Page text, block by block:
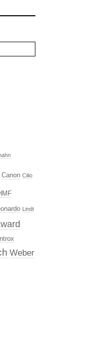
Canon Cilio
Lindt
Weber